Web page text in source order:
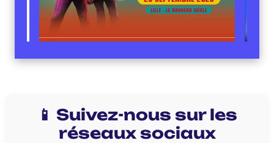
📱 Suivez-nous sur les
réseaux sociaux